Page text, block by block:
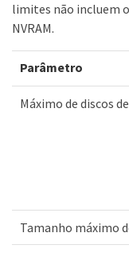
limites não incluem
NVRAM.
Parâmetro
Máximo de discos
Tamanho máximo